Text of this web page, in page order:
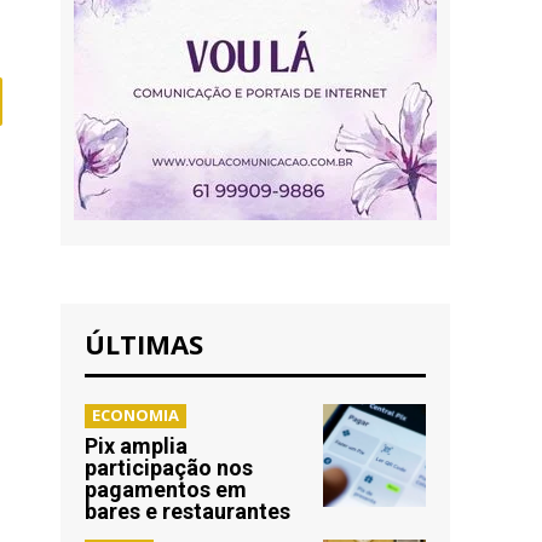
ÚLTIMAS
ECONOMIA
Pix amplia
participação nos
pagamentos em
bares e restaurantes